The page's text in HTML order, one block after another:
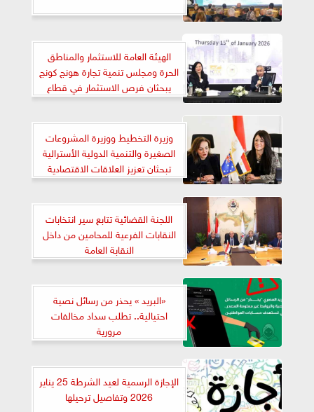
الهيئة العامة للاستثمار والمناطق
الحرة ومجلس تنمية تجارة هونج كونج
يبحثان فرص الاستثمار في قطاع
الغزل والنسيج
وزيرة التخطيط ووزيرة المشروعات
الصغيرة والتنمية الدولية الأسترالية
تبحثان تعزيز العلاقات الاقتصادية
اللجنة القضائية تتابع سير انتخابات
النقابات الفرعية للمحامين من داخل
النقابة العامة
«البريد » يحذر من رسائل نصية
احتيالية.. تطلب سداد مخالفات
مرورية
الإجازة الرسمية لعيد الشرطة 25 يناير
2026 وتفاصيل ترحيلها